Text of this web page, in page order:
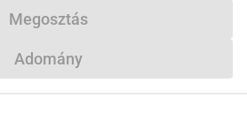
Megosztás
Adomány